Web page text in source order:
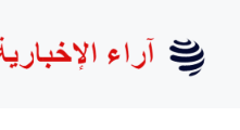
المحتوى